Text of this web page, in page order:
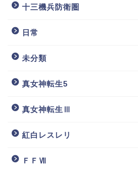
十三機兵防衛圏
日常
未分類
真女神転生5
真女神転生Ⅲ
紅白レスレリ
ＦＦⅦ